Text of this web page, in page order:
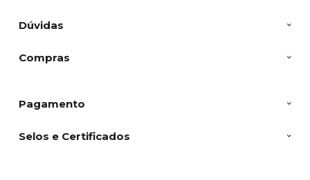
Dúvidas
Compras
Pagamento
Selos e Certificados